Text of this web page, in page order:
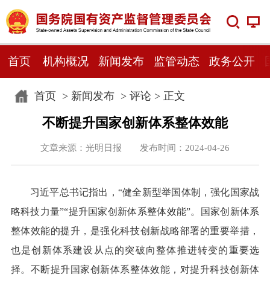
首页 机构概况 新闻发布 监管动态 政务公开
首页> 新闻发布> 评论 > 正文
不断提升国家创新体系整体效能
文章来源：光明日报 发布时间：2024-04-26
习近平总书记指出，“健全新型举国体制，强化国家战
略科技力量”“提升国家创新体系整体效能”。国家创新体系
整体效能的提升，是强化科技创新战略部署的重要举措，
也是创新体系建设从点的突破向整体推进转变的重要选
择。不断提升国家创新体系整体效能，对提升科技创新体